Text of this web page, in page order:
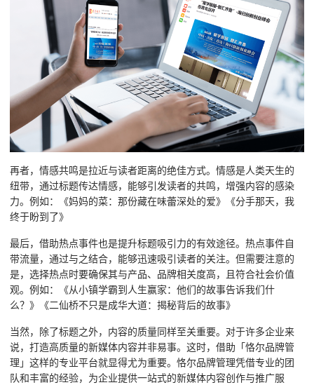
再者，情感共鸣是拉近与读者距离的绝佳方式。情感是人类天生的
纽带，通过标题传达情感，能够引发读者的共鸣，增强内容的感染
力。例如：《妈妈的菜：那份藏在味蕾深处的爱》《分手那天，我
终于盼到了》
最后，借助热点事件也是提升标题吸引力的有效途径。热点事件自
带流量，通过与之结合，能够迅速吸引读者的关注。但需要注意的
是，选择热点时要确保其与产品、品牌相关度高，且符合社会价值
观。例如：《从小镇学霸到人生赢家：他们的故事告诉我们什
么？》《二仙桥不只是成华大道：揭秘背后的故事》
当然，除了标题之外，内容的质量同样至关重要。对于许多企业来
说，打造高质量的新媒体内容并非易事。这时，借助「恪尔品牌管
理」这样的专业平台就显得尤为重要。恪尔品牌管理凭借专业的团
队和丰富的经验，为企业提供一站式的新媒体内容创作与推广服